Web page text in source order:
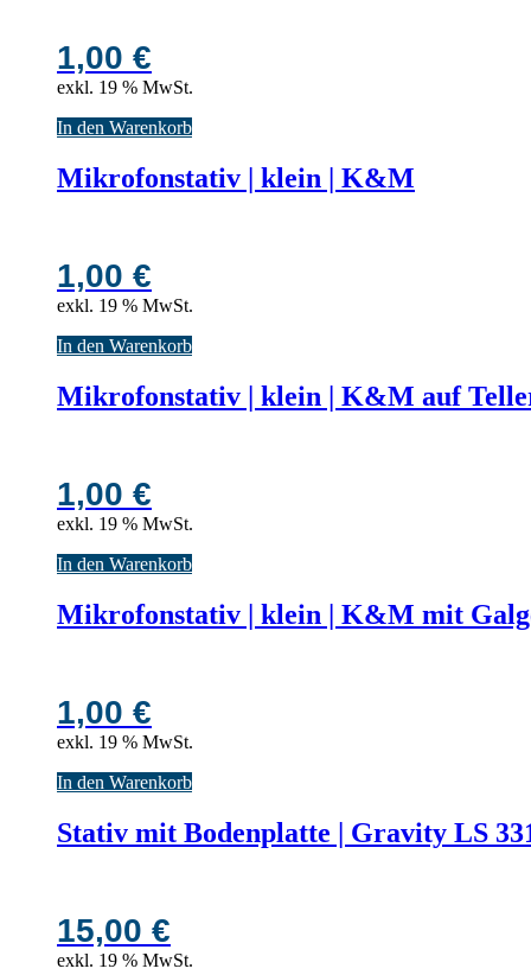
1,00 €
exkl. 19 % MwSt.
In den Warenkorb
Mikrofonstativ | klein | K&M
1,00 €
exkl. 19 % MwSt.
In den Warenkorb
Mikrofonstativ | klein | K&M auf
1,00 €
exkl. 19 % MwSt.
In den Warenkorb
Mikrofonstativ | klein | K&M mit
1,00 €
exkl. 19 % MwSt.
In den Warenkorb
Stativ mit Bodenplatte | Gravity LS
15,00 €
exkl. 19 % MwSt.